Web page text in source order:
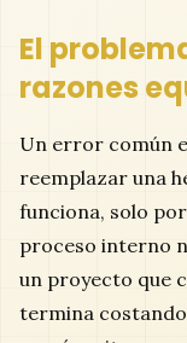
El
razones
Un error común
reemplazar una
funciona, solo
proceso interno
un proyecto que
termina